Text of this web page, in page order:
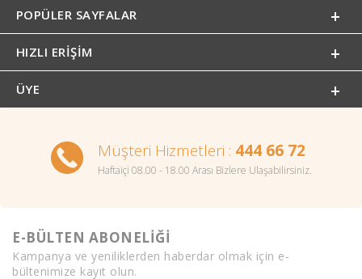
POPÜLER SAYFALAR
HIZLI ERIŞIM
ÜYE
Müşteri Hizmetleri : 444 66 72
Haftaiçi 08.00 - 18.00 Arası Bizlere Ulaşabilirsiniz.
E-BÜLTEN ABONELİĞİ
Kampanya ve yeniliklerden haberdar olmak için e-
bültenimize kayıt olun.